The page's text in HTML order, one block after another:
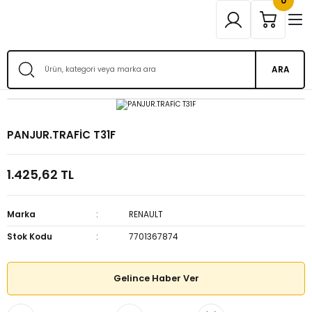
ARA
PANJUR.TRAFİC T31F
1.425,62 TL
Marka
RENAULT
Stok Kodu
7701367874
Gelince Haber Ver